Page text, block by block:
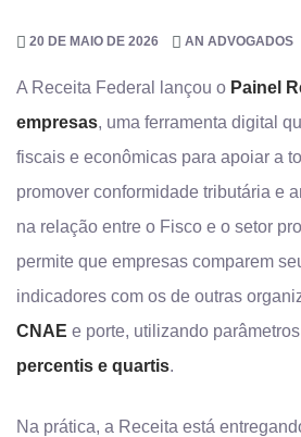
20 DE MAIO DE 2026 AN ADVOGADOS
A Receita Federal lançou o Painel
empresas, uma ferramenta digital
fiscais e econômicas para apoiar a
promover conformidade tributária e
na relação entre o Fisco e o setor
permite que empresas comparem
indicadores com os de outras
CNAE e porte, utilizando
percentis e quartis.
Na prática, a Receita está